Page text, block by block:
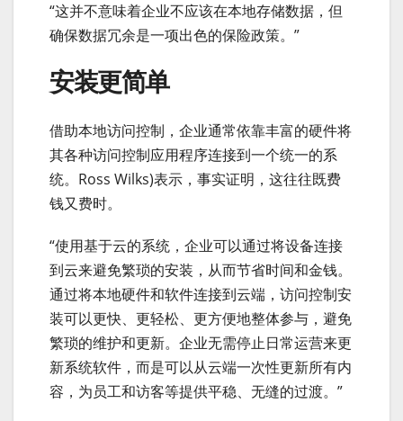
“这并不意味着企业不应该在本地存储数据，但
确保数据冗余是一项出色的保险政策。”
安装更简单
借助本地访问控制，企业通常依靠丰富的硬件将
其各种访问控制应用程序连接到一个统一的系
统。Ross Wilks)表示，事实证明，这往往既费
钱又费时。
“使用基于云的系统，企业可以通过将设备连接
到云来避免繁琐的安装，从而节省时间和金钱。
通过将本地硬件和软件连接到云端，访问控制安
装可以更快、更轻松、更方便地整体参与，避免
繁琐的维护和更新。企业无需停止日常运营来更
新系统软件，而是可以从云端一次性更新所有内
容，为员工和访客等提供平稳、无缝的过渡。”